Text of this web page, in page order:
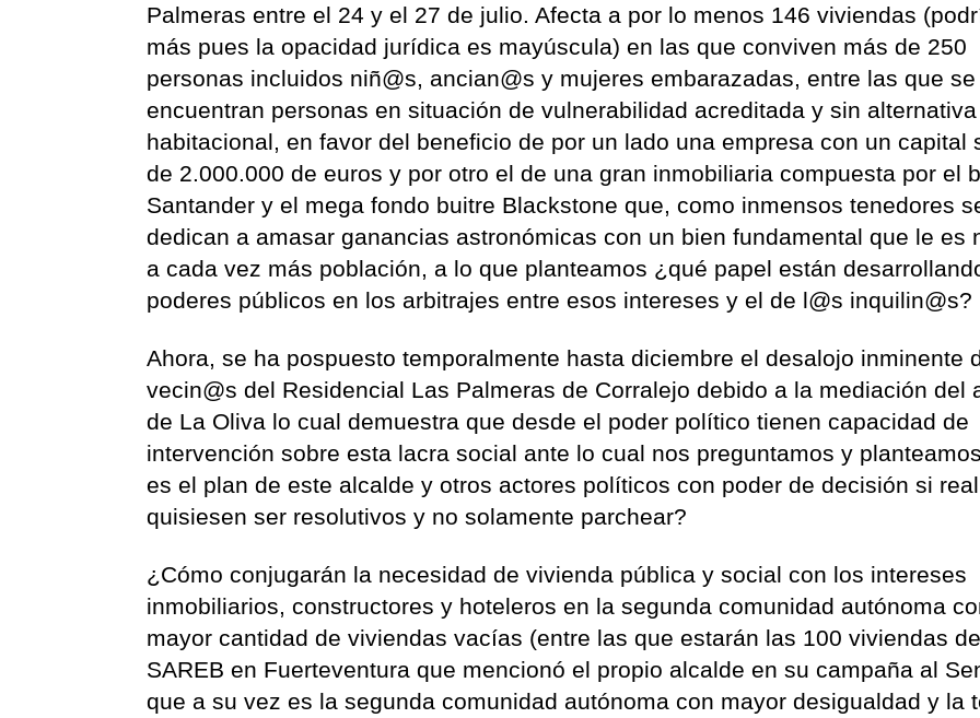
Palmeras entre el 24 y el 27 de julio. Afecta a por lo menos 146 viviendas
más pues la opacidad jurídica es mayúscula) en las que conviven más de 250
personas incluidos niñ@s, ancian@s y mujeres embarazadas, entre las que se
encuentran personas en situación de vulnerabilidad acreditada y sin alternativa
habitacional, en favor del beneficio de por un lado una empresa con un capital
de 2.000.000 de euros y por otro el de una gran inmobiliaria compuesta por el
Santander y el mega fondo buitre Blackstone que, como inmensos tenedores
dedican a amasar ganancias astronómicas con un bien fundamental que le es
a cada vez más población, a lo que planteamos ¿qué papel están
poderes públicos en los arbitrajes entre esos intereses y el de l@s inquilin@s?
Ahora, se ha pospuesto temporalmente hasta diciembre el desalojo inminente
vecin@s del Residencial Las Palmeras de Corralejo debido a la mediación del
de La Oliva lo cual demuestra que desde el poder político tienen capacidad de
intervención sobre esta lacra social ante lo cual nos preguntamos y
es el plan de este alcalde y otros actores políticos con poder de decisión si
quisiesen ser resolutivos y no solamente parchear?
¿Cómo conjugarán la necesidad de vivienda pública y social con los intereses
inmobiliarios, constructores y hoteleros en la segunda comunidad autónoma
mayor cantidad de viviendas vacías (entre las que estarán las 100 viviendas
SAREB en Fuerteventura que mencionó el propio alcalde en su campaña al
que a su vez es la segunda comunidad autónoma con mayor desigualdad y la